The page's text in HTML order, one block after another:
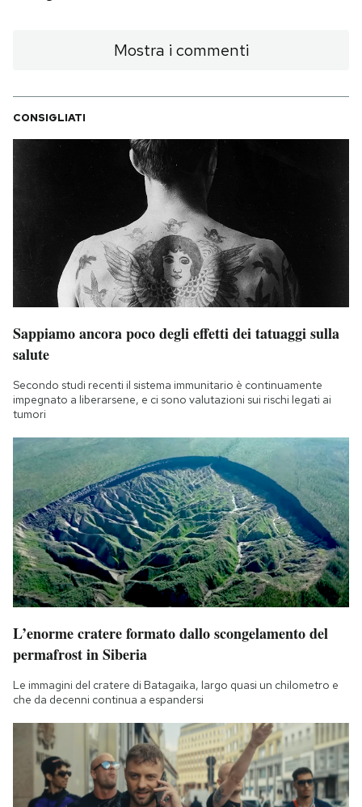
Mostra i commenti
CONSIGLIATI
Sappiamo ancora poco degli effetti dei tatuaggi sulla
salute
Secondo studi recenti il sistema immunitario è continuamente
impegnato a liberarsene, e ci sono valutazioni sui rischi legati ai
tumori
L’enorme cratere formato dallo scongelamento del
permafrost in Siberia
Le immagini del cratere di Batagaika, largo quasi un chilometro e
che da decenni continua a espandersi